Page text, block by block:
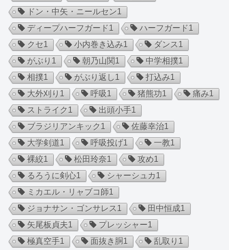
ドン・中矢・ニールセン1
ディープハーフガード1 ハーフガード1
クセ1 小内巻き込み1 ダンス1
がぶり 1 朝乃山関1 中学相撲1
相撲1 がぶり返し1 打込み1
大外刈り 1 呼吸1 猪熊功1 痛み1
ストライク1 出頭小手1
ブラジリアンキック1 佐藤幸治1
大学剣道1 呼吸投げ1 一教1
裸絞1 松田玲奈1 攻め1
るろうに剣心1 シャーシュカ1
ミカエル・リャブコ師1
ジョナサン・ゴンサレス1 田中恒成1
矢尾板貞夫1 プレッシャー1
極真空手1 面抜き胴 1 乱取り 1